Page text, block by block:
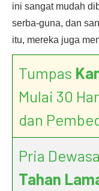
ini sangat mudah
serba-guna, dan
itu, mereka juga
Tumpas
Mulai 30
dan
Pria
Tahan